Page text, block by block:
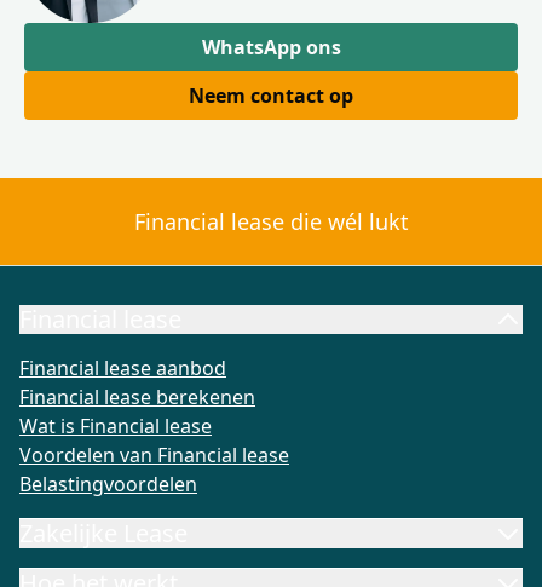
WhatsApp ons
Neem contact op
Financial lease die wél lukt
Financial lease aanbod
Financial lease berekenen
Wat is Financial lease
Voordelen van Financial lease
Belastingvoordelen